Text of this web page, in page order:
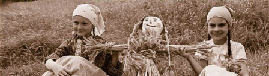
Přihlášení